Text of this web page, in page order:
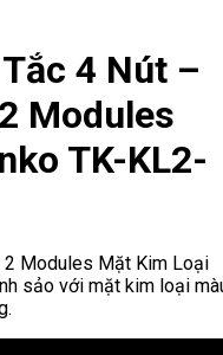
4 Nút –
Modules
TK-KL2-
2 Modules Mặt Kim Loại
sảo với mặt kim loại